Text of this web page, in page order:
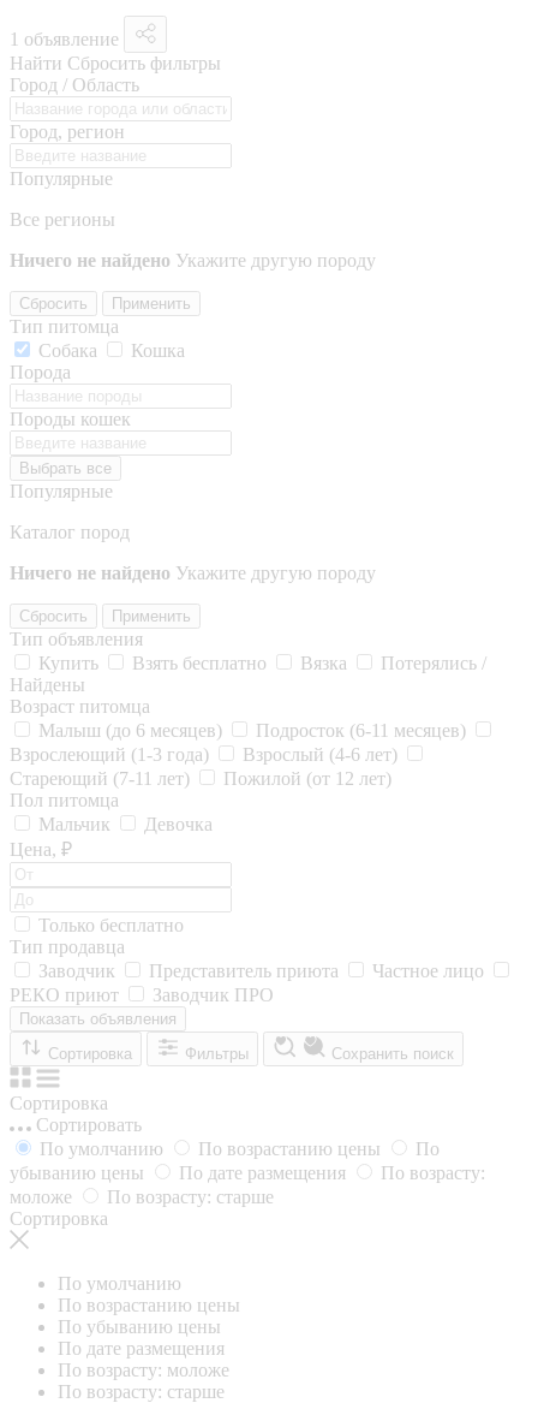
1 объявление
Найти Сбросить фильтры
Город / Область
Город, регион
Популярные
Все регионы
Ничего не найдено Укажите другую породу
Сбросить Применить
Тип питомца
Собака
Кошка
Порода
Породы кошек
Выбрать все
Популярные
Каталог пород
Ничего не найдено Укажите другую породу
Сбросить Применить
Тип объявления
Купить
Взять бесплатно Вязка
Потерялись /
Найдены
Возраст питомца
Малыш (до 6 месяцев)
Подросток (6-11 месяцев)
Взрослеющий (1-3 года)
Взрослый (4-6 лет)
Стареющий (7-11 лет)
Пожилой (от 12 лет)
Пол питомца
Мальчик
Девочка
Цена, ₽
Только бесплатно
Тип продавца
Заводчик
Представитель приюта
Частное лицо
РЕКО приют
Заводчик ПРО
Показать объявления
Сортировка
Фильтры Сохранить поиск
Сортировка
Сортировать
По умолчанию
По возрастанию цены
По
убыванию цены
По дате размещения
По возрасту:
моложе
По возрасту: старше
Сортировка
По умолчанию
По возрастанию цены
По убыванию цены
По дате размещения
По возрасту: моложе
По возрасту: старше